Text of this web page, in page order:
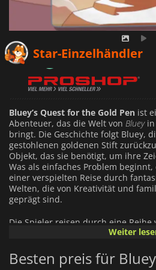
Star-Einzelhändler
Bluey’s Quest for the Gold Pen ist
Abenteuer, das die Welt von Blueyin
bringt. Die Geschichte folgt Bluey,
gestohlenen goldenen Stift
Objekt, das sie benötigt, um ihre
Was als einfaches Problem
einer verspielten Reise durch
Welten, die von Kreativität und
geprägt sind.
Die Spieler reisen durch eine
Umgebungen, die den
schneebedeckten Gipfeln bis hin
inspirierten Schauplätzen ist jeder
Weiter
Besten preis für